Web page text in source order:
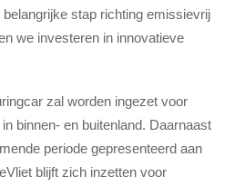
stap richting emissievrij
we investeren in innovatieve
zal worden ingezet voor
binnen- en buitenland. Daarnaast
periode gepresenteerd aan
blijft zich inzetten voor